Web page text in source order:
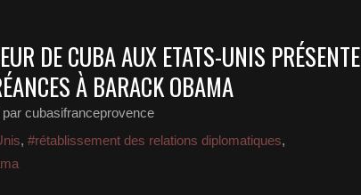
DE CUBA AUX ETATS-UNIS PRÉSENTE
À BARACK OBAMA
par cubasifranceprovence
, #rétablissement des relations diplomatiques,